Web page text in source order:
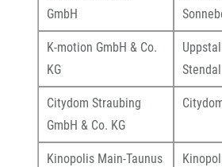
GmbH
K-motion GmbH & Co.
KG
Stendal
Citydom Straubing
GmbH & Co. KG
Kinopolis Main-Taunus